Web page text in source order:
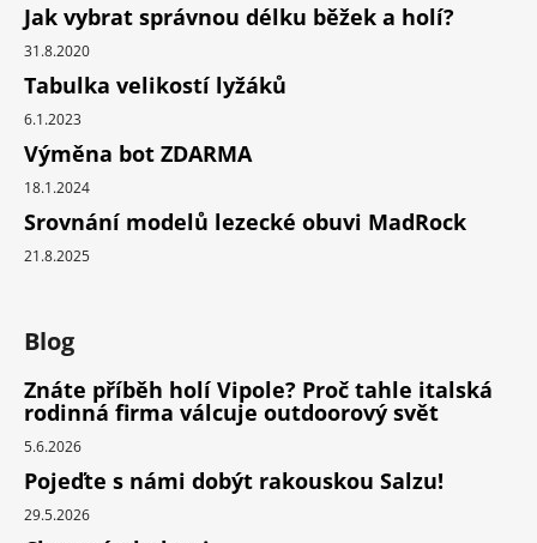
Jak vybrat správnou délku běžek a holí?
31.8.2020
Tabulka velikostí lyžáků
6.1.2023
Výměna bot ZDARMA
18.1.2024
Srovnání modelů lezecké obuvi MadRock
21.8.2025
Blog
Znáte příběh holí Vipole? Proč tahle italská
rodinná firma válcuje outdoorový svět
5.6.2026
Pojeďte s námi dobýt rakouskou Salzu!
29.5.2026